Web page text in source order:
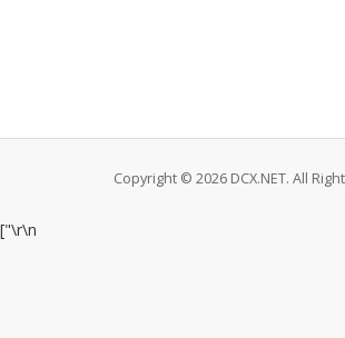
Copyright © 2026 DCX.NET. All
["\r\n